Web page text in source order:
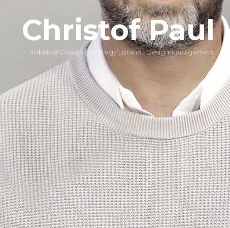
Christof Paul
Industrial Design | Strategy | Brand | Designmanagement